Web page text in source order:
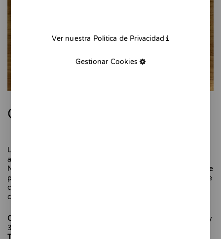
Calcetines Sirena
Los calcetines de la novela “No ho sé sigue’m-ho tu” de la
actriz y escritora Agnès Busquets, publicada por Editorial
Navona. El diseño se ha realizado a partir de la ilustración de
portada que realicé para la novela. Son combinados, uno de
cada, pero si prefieres los dos iguales indícalo en
comentarios.
Composición
82% de algodón orgánico, 15% de poliamida y
3% de elastano
Talla única
Ver nuestra Política de Privacidad
Gestionar Cookies